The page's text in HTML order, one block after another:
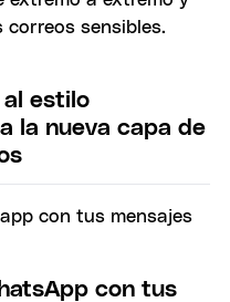
al estilo
la nueva capa de
con tus